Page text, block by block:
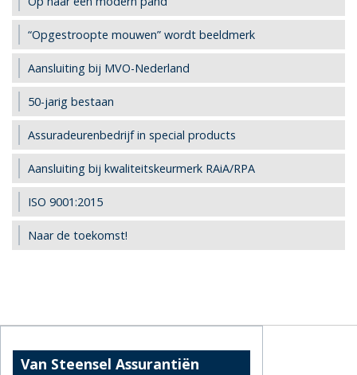
“Opgestroopte mouwen” wordt beeldmerk
Aansluiting bij MVO-Nederland
50-jarig bestaan
Assuradeurenbedrijf in special products
Aansluiting bij kwaliteitskeurmerk RAiA/RPA
ISO 9001:2015
Naar de toekomst!
Van Steensel Assurantiën